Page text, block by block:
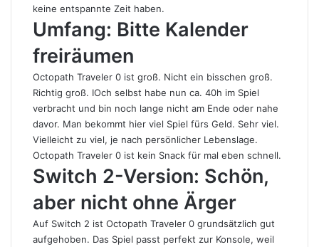
keine entspannte Zeit haben.
Umfang: Bitte Kalender
freiräumen
Octopath Traveler 0 ist groß. Nicht ein bisschen groß.
Richtig groß. IOch selbst habe nun ca. 40h im Spiel
verbracht und bin noch lange nicht am Ende oder nahe
davor. Man bekommt hier viel Spiel fürs Geld. Sehr viel.
Vielleicht zu viel, je nach persönlicher Lebenslage.
Octopath Traveler 0 ist kein Snack für mal eben schnell.
Switch 2-Version: Schön,
aber nicht ohne Ärger
Auf Switch 2 ist Octopath Traveler 0 grundsätzlich gut
aufgehoben. Das Spiel passt perfekt zur Konsole, weil